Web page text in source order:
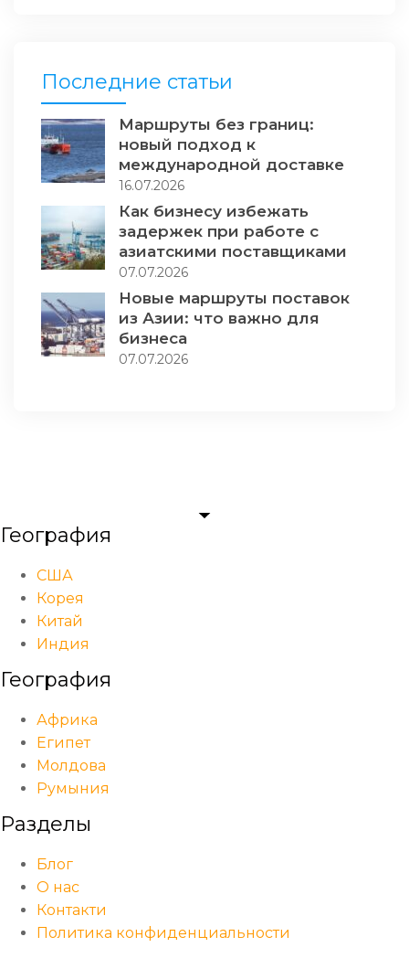
Последние статьи
Маршруты без границ:
новый подход к
международной доставке
16.07.2026
Как бизнесу избежать
задержек при работе с
азиатскими поставщиками
07.07.2026
Новые маршруты поставок
из Азии: что важно для
бизнеса
07.07.2026
География
США
Корея
Китай
Индия
География
Африка
Египет
Молдова
Румыния
Разделы
Блог
О нас
Контакти
Политика конфиденциальности